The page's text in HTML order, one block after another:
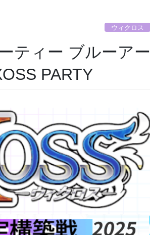
ウィクロス
ティー ブルーアー
PARTY